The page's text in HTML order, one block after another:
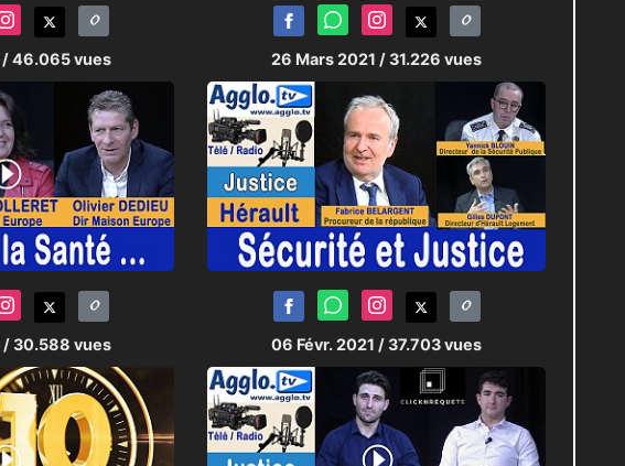
/ 46.065 vues 26 Mars 2021 / 31.226 vues
/ 30.588 vues 06 Févr. 2021 / 37.703 vues